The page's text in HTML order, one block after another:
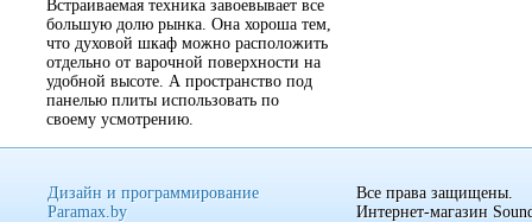
Встраиваемая техника завоевывает все
большую долю рынка. Она хороша тем,
что духовой шкаф можно расположить
отдельно от варочной поверхности на
удобной высоте. А пространство под
панелью плиты использовать по
своему усмотрению.
Дизайн и программирование
Paramax.by
Все права защищены.
Интернет-магазин